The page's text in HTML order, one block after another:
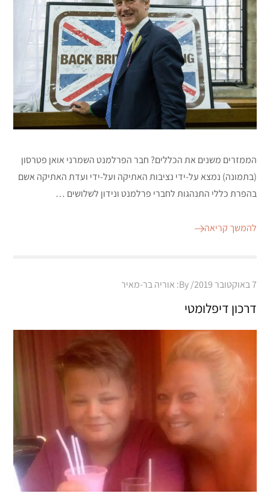
הממזרים משנים את הכללים? חבר הפרלמנט השמרני אואן פטרסון
(בתמונה) נמצא על-ידי נציבות האתיקה ועל-ידי ועדת האתיקה אשם
בהפרת כללי התנהגות לחברי פרלמנט ונידון לשלושים …
להמשך קריאה
Posted
7 באוקטובר 2019 By: אוריה בר-מאיר
דרכון דיפלומטי